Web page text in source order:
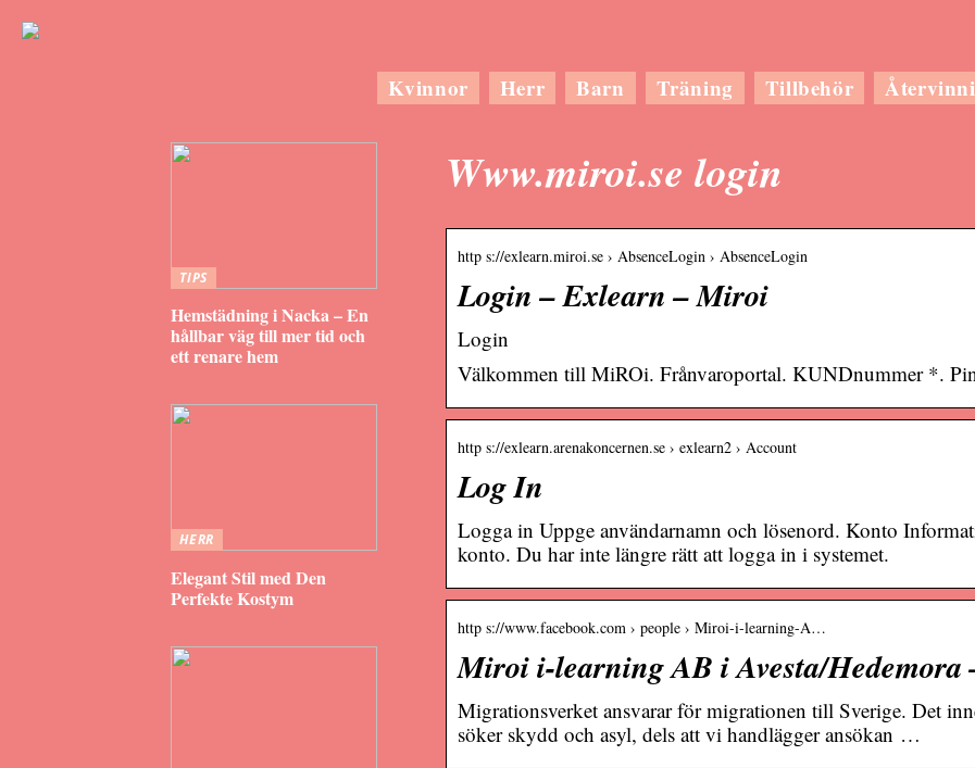
Kvinnor Herr Barn Träning Tillbehör
Www.miroi.se login
http s://exlearn.miroi.se › AbsenceLogin › AbsenceLogin
Login – Exlearn – Miroi
Login
Välkommen till MiROi. Frånvaroportal. KUNDnummer *.
http s://exlearn.arenakoncernen.se › exlearn2 › Account
Log In
Logga in Uppge användarnamn och lösenord. Konto
konto. Du har inte längre rätt att logga in i systemet.
http s://www.facebook.com › people › Miroi-i-learning-A…
Miroi i-learning AB i Avesta/Hedemora
Migrationsverket ansvarar för migrationen till Sverige. Det
söker skydd och asyl, dels att vi handlägger ansökan …
TIPS
Hemstädning i Nacka – En
hållbar väg till mer tid och
ett renare hem
HERR
Elegant Stil med Den
Perfekte Kostym